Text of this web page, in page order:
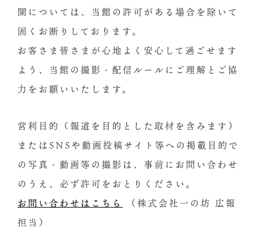
開については、当館の許可がある場合を除いて
固くお断りしております。
お客さま皆さまが心地よく安心して過ごせます
よう、当館の撮影・配信ルールにご理解とご協
力をお願いいたします。
営利目的（報道を目的とした取材を含みます）
またはSNSや動画投稿サイト等への掲載目的で
の写真・動画等の撮影は、事前にお問い合わせ
のうえ、必ず許可をおとりください。
お問い合わせはこちら
（株式会社一の坊 広報
担当）